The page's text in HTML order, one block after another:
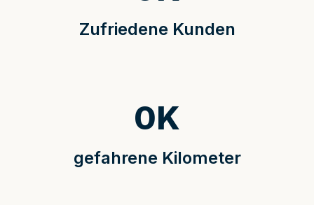
Zufriedene Kunden
gefahrene Kilometer
0K